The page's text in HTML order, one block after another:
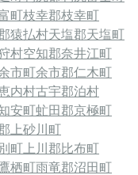
町枝幸郡枝幸町
猿払村天塩郡天塩町
村空知郡奈井江町
市町余市郡仁木町
内村古宇郡泊村
安町虻田郡京極町
上砂川町
町上川郡比布町
栖町雨竜郡沼田町